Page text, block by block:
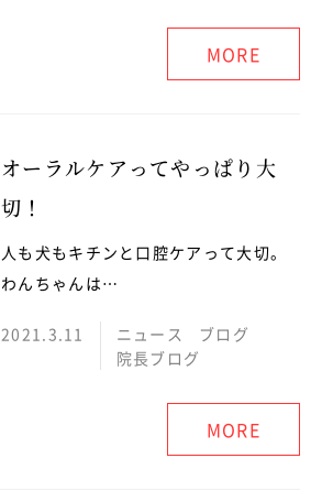
MORE
オーラルケアってやっぱり大
切！
人も犬もキチンと口腔ケアって大切。
わんちゃんは…
2021.3.11 ニュース
ブログ
院長ブログ
MORE